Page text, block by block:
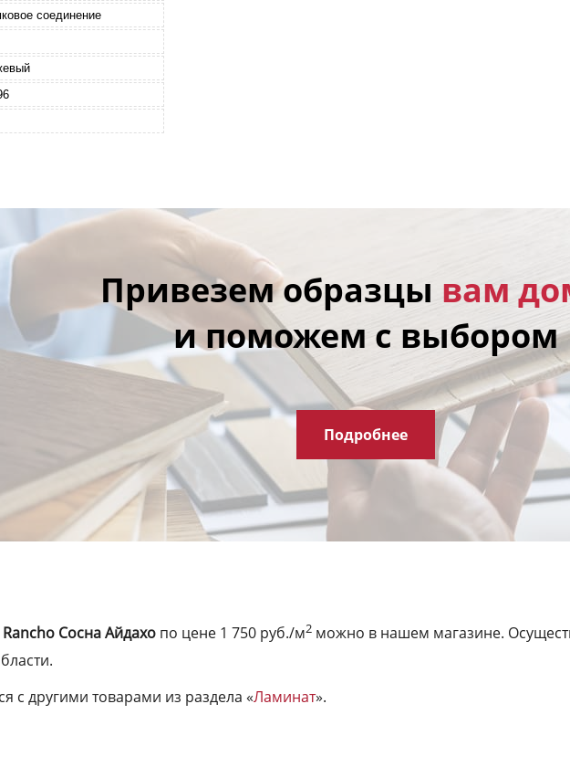
соединение
Привезем образцы вам
и поможем с выбором
Подробнее
Сосна Айдахо по цене 1 750 руб./м2 можно в нашем магазине.
с другими товарами из раздела «Ламинат».